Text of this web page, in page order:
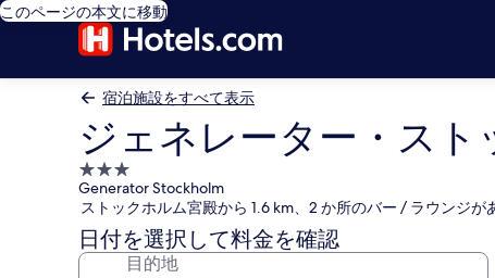
このページの本文に移動
宿泊施設をすべて表示
ジェネレーター・スト
3.0
つ
星
宿
泊
Generator Stockholm
ストックホルム宮殿から 1.6 km、2 か所のバー / ラウンジが
日付を選択して料金を確認
目的地